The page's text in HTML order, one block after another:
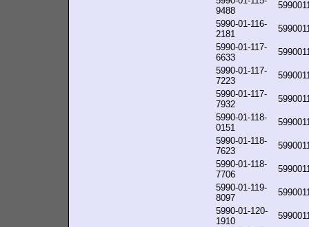
9488
5990-01-116-
2181
5990-01-117-
6633
5990-01-117-
7223
5990-01-117-
7932
5990-01-118-
0151
5990-01-118-
7623
5990-01-118-
7706
5990-01-119-
8097
5990-01-120-
1910